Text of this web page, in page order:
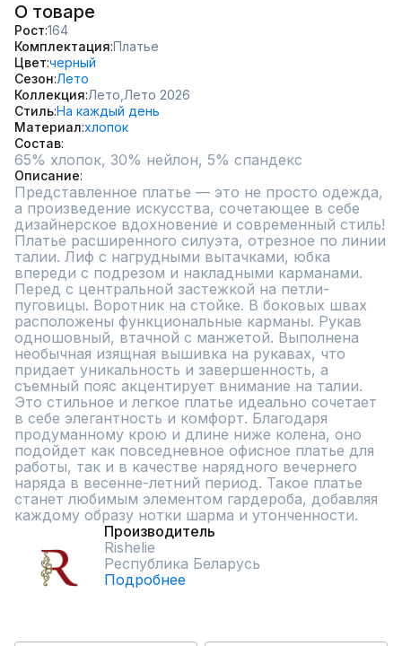
О товаре
Рост 164
Комплектация Платье
Цвет черный
Сезон Лето
Коллекция Лето, Лето 2026
СтильНа каждый день
Материал хлопок
Состав
65% хлопок, 30% нейлон, 5% спандекс
Описание
Представленное платье — это не просто одежда,
а произведение искусства, сочетающее в себе
дизайнерское вдохновение и современный стиль!
Платье расширенного силуэта, отрезное по линии
талии. Лиф с нагрудными вытачками, юбка
впереди с подрезом и накладными карманами.
Перед с центральной застежкой на петли-
пуговицы. Воротник на стойке. В боковых швах
расположены функциональные карманы. Рукав
одношовный, втачной с манжетой. Выполнена
необычная изящная вышивка на рукавах, что
придает уникальность и завершенность, а
съемный пояс акцентирует внимание на талии.
Это стильное и легкое платье идеально сочетает
в себе элегантность и комфорт. Благодаря
продуманному крою и длине ниже колена, оно
подойдет как повседневное офисное платье для
работы, так и в качестве нарядного вечернего
наряда в весенне-летний период. Такое платье
станет любимым элементом гардероба, добавляя
каждому образу нотки шарма и утонченности.
Производитель
Rishelie
Республика Беларусь
Подробнее